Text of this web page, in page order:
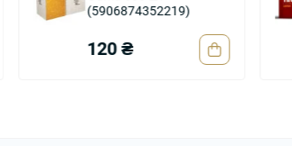
(5906874352219)